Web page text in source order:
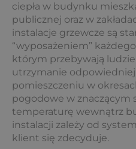
ciepła w budynku
publicznej oraz w
instalacje grzewcze są
“wyposażeniem”
którym przebywają
utrzymanie
pomieszczeniu w
pogodowe w znaczącym
temperaturę wewnątrz
instalacji zależy od
klient się zdecyduje.